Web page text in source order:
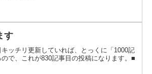
す
ッチリ更新していれば、とっくに「1000記
で、これが830記事目の投稿になります。■